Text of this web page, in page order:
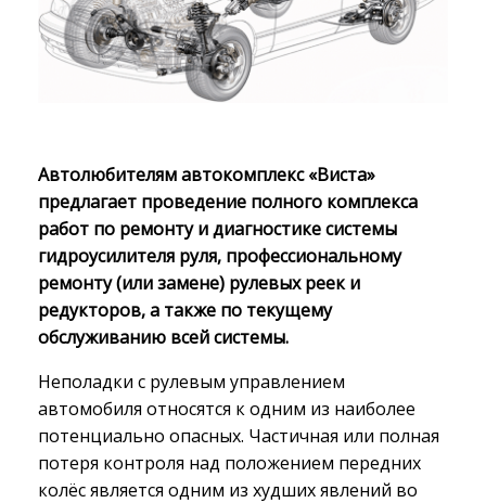
Автолюбителям автокомплекс «Виста»
предлагает проведение полного комплекса
работ по ремонту и диагностике системы
гидроусилителя руля, профессиональному
ремонту (или замене) рулевых реек и
редукторов, а также по текущему
обслуживанию всей системы.
Неполадки с рулевым управлением
автомобиля относятся к одним из наиболее
потенциально опасных. Частичная или полная
потеря контроля над положением передних
колёс является одним из худших явлений во